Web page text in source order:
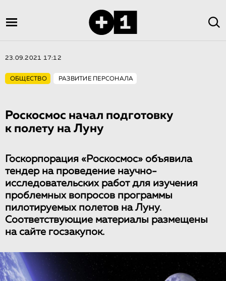
23.09.2021 17:12
ОБЩЕСТВО РАЗВИТИЕ ПЕРСОНАЛА
Роскосмос начал подготовку
к полету на Луну
Госкорпорация «Роскосмос» объявила
тендер на проведение научно-
исследовательских работ для изучения
проблемных вопросов программы
пилотируемых полетов на Луну.
Соответствующие материалы размещены
на сайте госзакупок.